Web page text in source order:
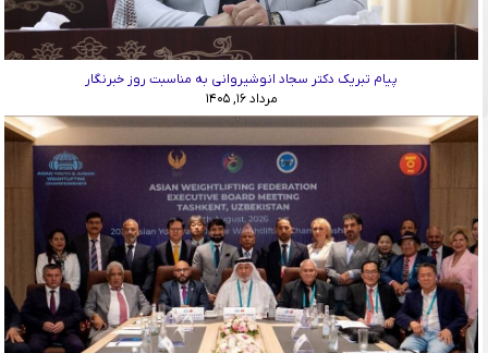
پیام تبریک دکتر سجاد انوشیروانی به مناسبت روز خبرنگار
مرداد ۱۶, ۱۴۰۵